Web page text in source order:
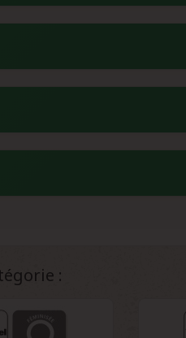
plus courts donnant des
avec un sachet
de vanille et d'anis.
stabilité génétique
: